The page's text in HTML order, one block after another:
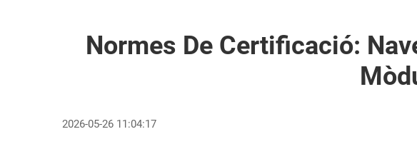
Normes De Certificació:
2026-05-26 11:04:17